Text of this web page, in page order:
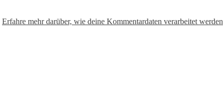
Erfahre mehr darüber, wie deine Kommentardaten verarbeitet werden